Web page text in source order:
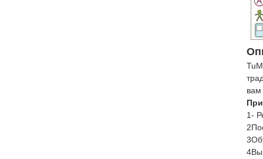
вам
1-